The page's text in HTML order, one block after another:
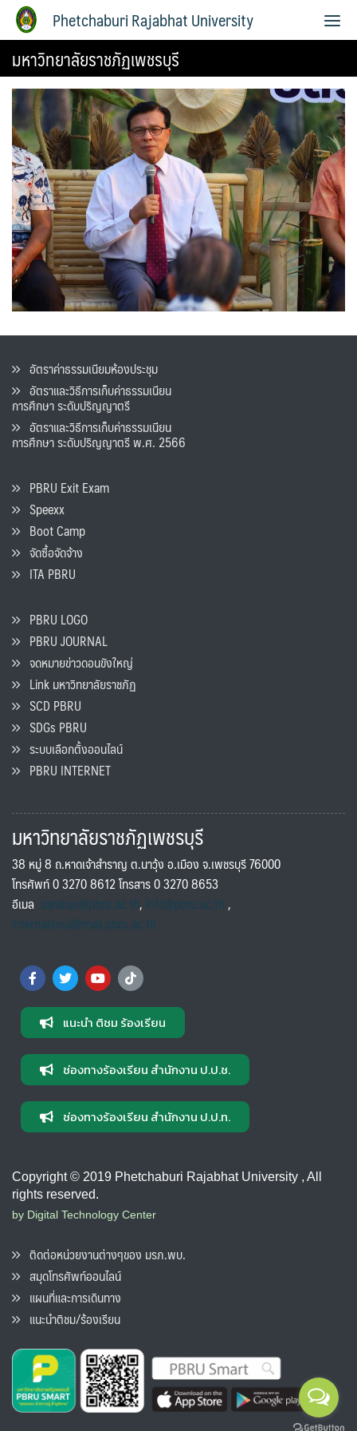
Phetchaburi Rajabhat University
มหาวิทยาลัยราชภัฏเพชรบุรี
อัตราค่าธรรมเนียมห้องประชุม
อัตราและวิธีการเก็บค่าธรรมเนียน
การศึกษา ระดับปริญญาตรี
อัตราและวิธีการเก็บค่าธรรมเนียน
การศึกษา ระดับปริญญาตรี พ.ศ. 2566
PBRU Exit Exam
Speexx
Boot Camp
จัดซื้อจัดจ้าง
ITA PBRU
PBRU LOGO
PBRU JOURNAL
จดหมายข่าวดอนขังใหญ่
Link มหาวิทยาลัยราชภัฏ
SCD PBRU
SDGs PBRU
ระบบเลือกตั้งออนไลน์
PBRU INTERNET
มหาวิทยาลัยราชภัฏเพชรบุรี
38 หมู่ 8 ถ.หาดเจ้าสำราญ ต.นาวุ้ง อ.เมือง จ.เพชรบุรี 76000
โทรศัพท์ 0 3270 8612 โทรสาร 0 3270 8653
อีเมล saraban@pbru.ac.th, info@pbru.ac.th,
international@mail.pbru.ac.th
แนะนำ ติชม ร้องเรียน
ช่องทางร้องเรียน สำนักงาน ป.ป.ช.
ช่องทางร้องเรียน สำนักงาน ป.ป.ท.
Copyright © 2019 Phetchaburi Rajabhat University , All
rights reserved.
by Digital Technology Center
ติดต่อหน่วยงานต่างๆของ มรภ.พบ.
สมุดโทรศัพท์ออนไลน์
แผนที่และการเดินทาง
แนะนำติชม/ร้องเรียน